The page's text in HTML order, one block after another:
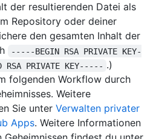
der resultierenden Datei als
Repository oder deiner
den gesamten Inhalt der
-----BEGIN RSA PRIVATE KEY-
RSA PRIVATE KEY----- .)
folgenden Workflow durch
Weitere
Sie unter Verwalten privater
Apps. Weitere Informationen